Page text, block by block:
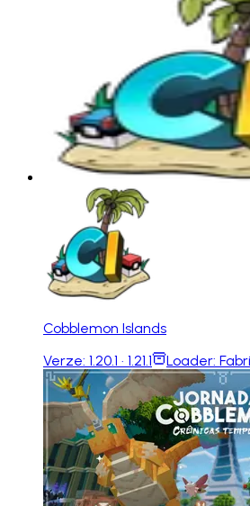
Cobblemon Islands
Verze: 1.20.1 · 1.21.1 Loader: